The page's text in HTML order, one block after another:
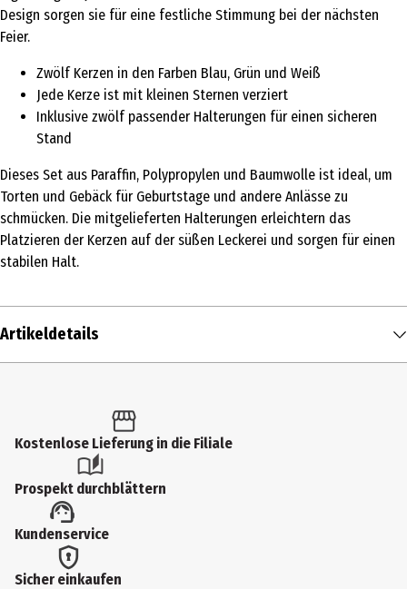
Design sorgen sie für eine festliche Stimmung bei der nächsten
Feier.
Zwölf Kerzen in den Farben Blau, Grün und Weiß
Jede Kerze ist mit kleinen Sternen verziert
Inklusive zwölf passender Halterungen für einen sicheren
Stand
Dieses Set aus Paraffin, Polypropylen und Baumwolle ist ideal, um
Torten und Gebäck für Geburtstage und andere Anlässe zu
schmücken. Die mitgelieferten Halterungen erleichtern das
Platzieren der Kerzen auf der süßen Leckerei und sorgen für einen
stabilen Halt.
Artikeldetails
Produkttyp
Geburtstags-Kerzen und Sonstiges
Materialdetails
Paraffin, Polyprophylene, Baumwolle
Zielgruppe
Kostenlose Lieferung in die Filiale
Prospekt durchblättern
Kundenservice
Sicher einkaufen